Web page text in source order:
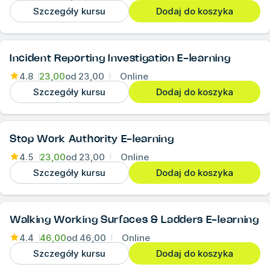
Szczegóły kursu
Dodaj do koszyka
Incident Reporting Investigation E-learning
4.8 23,00od 23,00
Online
Szczegóły kursu
Dodaj do koszyka
Stop Work Authority E-learning
4.5 23,00od 23,00
Online
Szczegóły kursu
Dodaj do koszyka
Walking Working Surfaces & Ladders E-learning
4.4 46,00od 46,00
Online
Szczegóły kursu
Dodaj do koszyka